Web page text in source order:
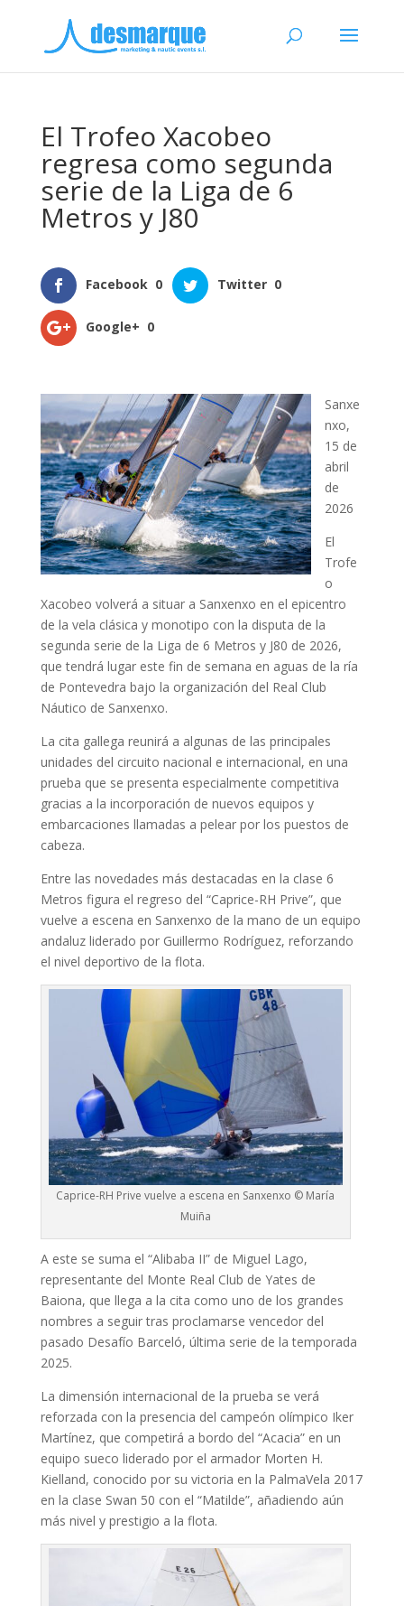
El Trofeo Xacobeo
regresa como segunda
serie de la Liga de 6
Metros y J80
Facebook 0 Twitter 0
Google+ 0
Sanxe
nxo,
15 de
abril
de
2026
El
Trofe
o
Xacobeo volverá a situar a Sanxenxo en el epicentro
de la vela clásica y monotipo con la disputa de la
segunda serie de la Liga de 6 Metros y J80 de 2026,
que tendrá lugar este fin de semana en aguas de la ría
de Pontevedra bajo la organización del Real Club
Náutico de Sanxenxo.
La cita gallega reunirá a algunas de las principales
unidades del circuito nacional e internacional, en una
prueba que se presenta especialmente competitiva
gracias a la incorporación de nuevos equipos y
embarcaciones llamadas a pelear por los puestos de
cabeza.
Entre las novedades más destacadas en la clase 6
Metros figura el regreso del “Caprice-RH Prive”, que
vuelve a escena en Sanxenxo de la mano de un equipo
andaluz liderado por Guillermo Rodríguez, reforzando
el nivel deportivo de la flota.
Caprice-RH Prive vuelve a escena en Sanxenxo © María
Muiña
A este se suma el “Alibaba II” de Miguel Lago,
representante del Monte Real Club de Yates de
Baiona, que llega a la cita como uno de los grandes
nombres a seguir tras proclamarse vencedor del
pasado Desafío Barceló, última serie de la temporada
2025.
La dimensión internacional de la prueba se verá
reforzada con la presencia del campeón olímpico Iker
Martínez, que competirá a bordo del “Acacia” en un
equipo sueco liderado por el armador Morten H.
Kielland, conocido por su victoria en la PalmaVela 2017
en la clase Swan 50 con el “Matilde”, añadiendo aún
más nivel y prestigio a la flota.